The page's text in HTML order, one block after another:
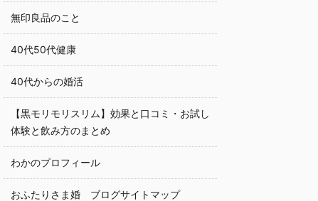
無印良品のこと
40代50代健康
40代からの婚活
【黒モリモリスリム】効果と口コミ・お試し
体験と飲み方のまとめ
わかのプロフィール
おふたりさま婚 ブログサイトマップ